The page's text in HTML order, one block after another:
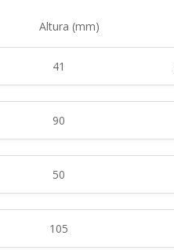
Altura (mm)
41
90
50
105